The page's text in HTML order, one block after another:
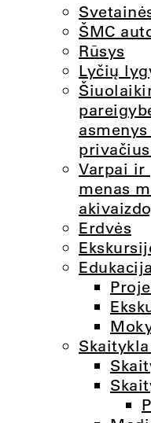
ŠMC
Rūsys
Lyčių
Varpai ir
menas
Erdvės
Edukacija